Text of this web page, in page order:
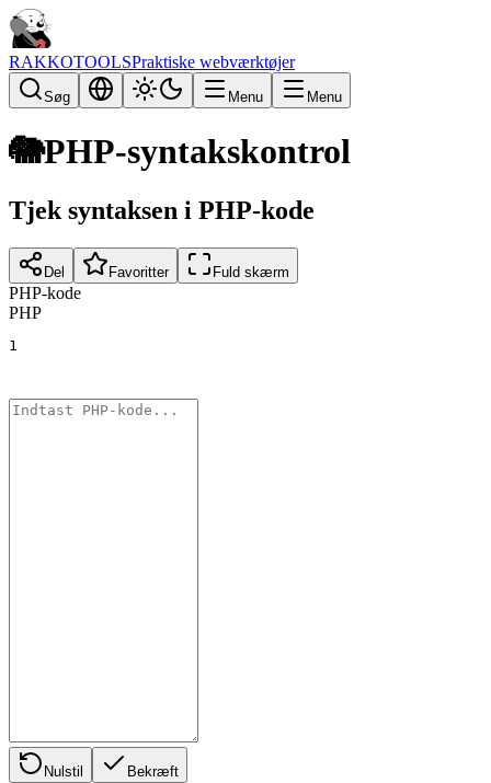
RAKKOTOOLSPraktiske webværktøjer
Søg Menu Menu
🐘PHP-syntakskontrol
Tjek syntaksen i PHP-kode
Del Favoritter Fuld skærm
PHP-kode
PHP
1
Nulstil Bekræft